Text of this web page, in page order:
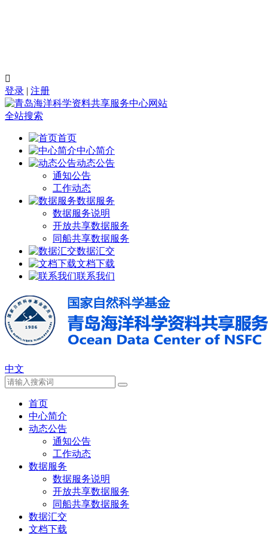

登录 | 注册
全站搜索
首页
中心简介
动态公告
通知公告
工作动态
数据服务
数据服务说明
开放共享数据服务
同船共享数据服务
数据汇交
文档下载
联系我们
中文
首页
中心简介
动态公告
通知公告
工作动态
数据服务
数据服务说明
开放共享数据服务
同船共享数据服务
数据汇交
文档下载